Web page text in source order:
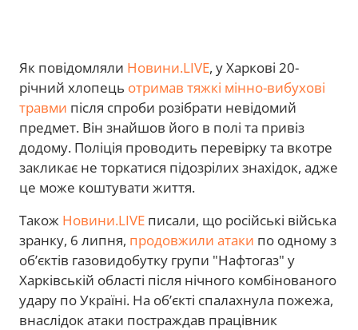
Як повідомляли Новини.LIVE, уХаркові 20-
річний хлопець отримав тяжкі мінно-вибухові
травми після спроби розібрати невідомий
предмет. Він знайшов його в полі та привіз
додому. Поліція проводить перевірку та вкотре
закликає не торкатися підозрілих знахідок, адже
це може коштувати життя.
Також Новини.LIVE писали, що російські війська
зранку, 6 липня, продовжили атаки по одному з
об’єктів газовидобутку групи "Нафтогаз" у
Харківській області після нічного комбінованого
удару по Україні. На об’єкті спалахнула пожежа,
внаслідок атаки постраждав працівник